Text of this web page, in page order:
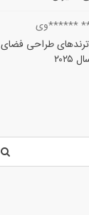
******وی
طراحی فضای